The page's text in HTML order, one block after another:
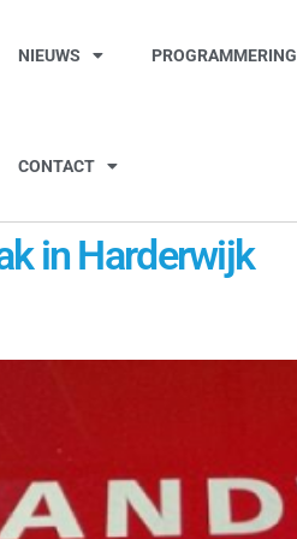
NIEUWS PROGRAMMERING
CONTACT
in Harderwijk